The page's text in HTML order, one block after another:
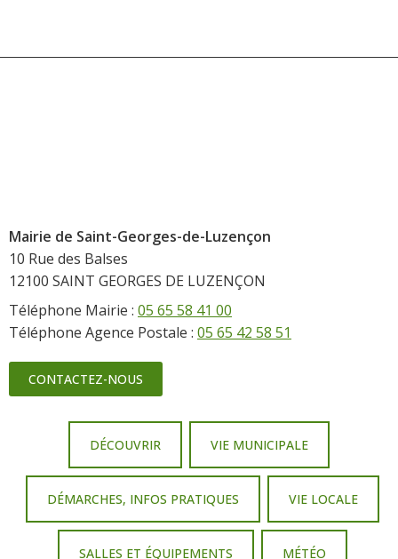
Mairie de Saint-Georges-de-Luzençon
10 Rue des Balses
12100 SAINT GEORGES DE LUZENÇON
Téléphone Mairie : 05 65 58 41 00
Téléphone Agence Postale : 05 65 42 58 51
CONTACTEZ-NOUS
DÉCOUVRIR VIE MUNICIPALE
DÉMARCHES, INFOS PRATIQUES VIE LOCALE
SALLES ET ÉQUIPEMENTS MÉTÉO